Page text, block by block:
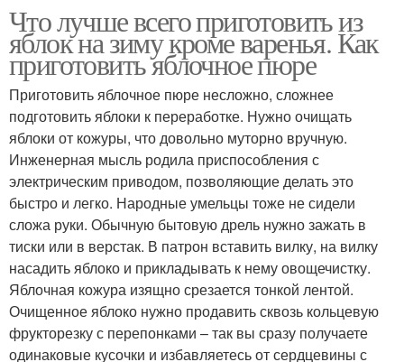
Что лучше всего приготовить из
яблок на зиму кроме варенья. Как
приготовить яблочное пюре
Приготовить яблочное пюре несложно, сложнее
подготовить яблоки к переработке. Нужно очищать
яблоки от кожуры, что довольно муторно вручную.
Инженерная мысль родила приспособления с
электрическим приводом, позволяющие делать это
быстро и легко. Народные умельцы тоже не сидели
сложа руки. Обычную бытовую дрель нужно зажать в
тиски или в верстак. В патрон вставить вилку, на вилку
насадить яблоко и прикладывать к нему овощечистку.
Яблочная кожура изящно срезается тонкой лентой.
Очищенное яблоко нужно продавить сквозь кольцевую
фрукторезку с перепонками – так вы сразу получаете
одинаковые кусочки и избавляетесь от сердцевины с